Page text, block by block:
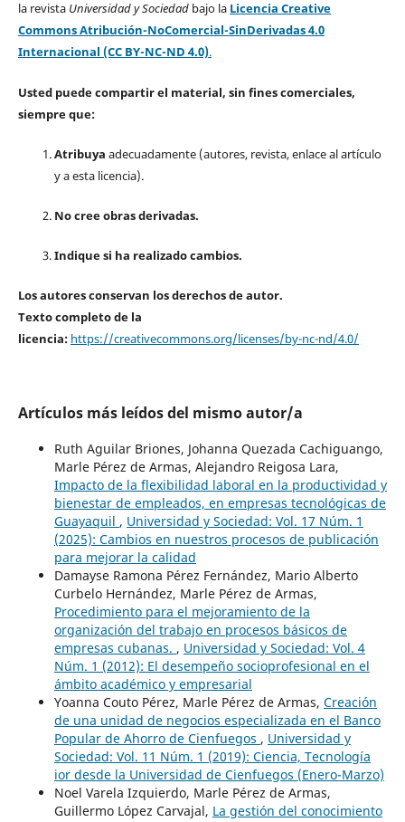
la revista Universidad y Sociedad bajo la Licencia Creative
Commons Atribución-NoComercial-SinDerivadas 4.0
Internacional (CC BY-NC-ND 4.0).
Usted puede compartir el material, sin fines comerciales,
siempre que:
Atribuya adecuadamente (autores, revista, enlace al artículo
y a esta licencia).
No cree obras derivadas.
Indique si ha realizado cambios.
Los autores conservan los derechos de autor.
Texto completo de la
licencia: https://creativecommons.org/licenses/by-nc-nd/4.0/
Artículos más leídos del mismo autor/a
Ruth Aguilar Briones, Johanna Quezada Cachiguango,
Marle Pérez de Armas, Alejandro Reigosa Lara,
Impacto de la flexibilidad laboral en la productividad y
bienestar de empleados, en empresas tecnológicas de
Guayaquil , Universidad y Sociedad: Vol. 17 Núm. 1
(2025): Cambios en nuestros procesos de publicación
para mejorar la calidad
Damayse Ramona Pérez Fernández, Mario Alberto
Curbelo Hernández, Marle Pérez de Armas,
Procedimiento para el mejoramiento de la
organización del trabajo en procesos básicos de
empresas cubanas. , Universidad y Sociedad: Vol. 4
Núm. 1 (2012): El desempeño socioprofesional en el
ámbito académico y empresarial
Yoanna Couto Pérez, Marle Pérez de Armas, Creación
de una unidad de negocios especializada en el Banco
Popular de Ahorro de Cienfuegos , Universidad y
Sociedad: Vol. 11 Núm. 1 (2019): Ciencia, Tecnología
ior desde la Universidad de Cienfuegos (Enero-Marzo)
Noel Varela Izquierdo, Marle Pérez de Armas,
Guillermo López Carvajal, La gestión del conocimiento